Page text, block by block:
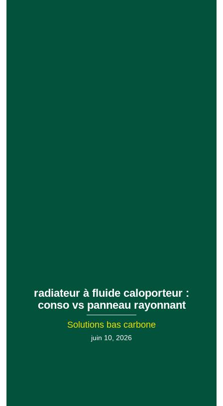
radiateur à fluide caloporteur :
conso vs panneau rayonnant
Solutions bas carbone
juin 10, 2026